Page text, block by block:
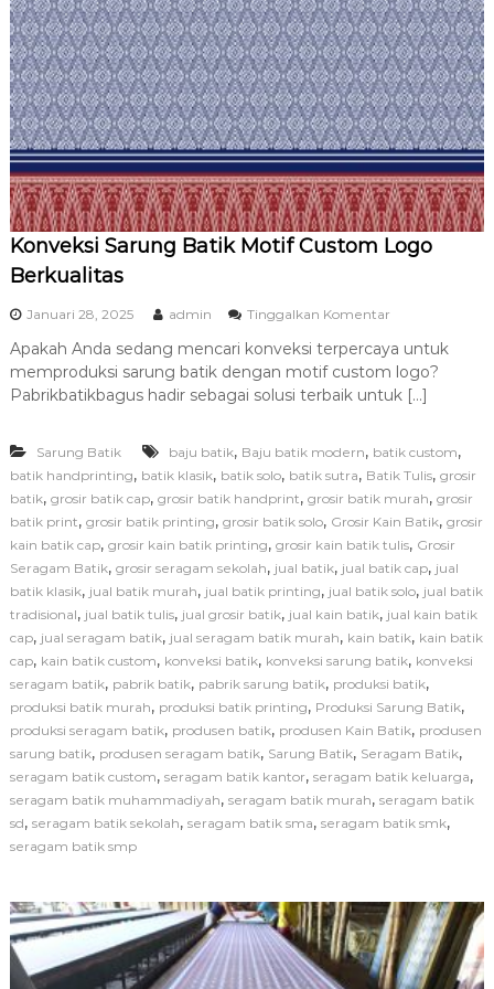
a
l
i
t
a
s
d
a
n
T
e
r
p
y
Konveksi Sarung Batik Motif Custom Logo
Berkualitas
Januari 28, 2025 admin Tinggalkan Komentarp
d
a
K
v
e
i
S
a
r
u
n
B
a
t
i
k
M
t
i
s
t
o
m
Apakah Anda sedang mencari konveksi terpercaya untuk
memproduksi sarung batik dengan motif custom logo?
Pabrikbatikbagus hadir sebagai solusi terbaik untuk […]
Sarung Batik baju batik, Baju batik modern, batik custom,
batik handprinting, batik klasik, batik solo, batik sutra, Batik Tulis, grosir
batik, grosir batik cap, grosir batik handprint, grosir batik murah, grosir
batik print, grosir batik printing, grosir batik solo, Grosir Kain Batik, grosir
kain batik cap, grosir kain batik printing, grosir kain batik tulis, Grosir
Seragam Batik, grosir seragam sekolah, jual batik, jual batik cap, jual
batik klasik, jual batik murah, jual batik printing, jual batik solo, jual batik
tradisional, jual batik tulis, jual grosir batik, jual kain batik, jual kain batik
cap, jual seragam batik, jual seragam batik murah, kain batik, kain batik
cap, kain batik custom, konveksi batik, konveksi sarung batik, konveksi
seragam batik, pabrik batik, pabrik sarung batik, produksi batik,
produksi batik murah, produksi batik printing, Produksi Sarung Batik,
produksi seragam batik, produsen batik, produsen Kain Batik, produsen
sarung batik, produsen seragam batik, Sarung Batik, Seragam Batik,
seragam batik custom, seragam batik kantor, seragam batik keluarga,
seragam batik muhammadiyah, seragam batik murah, seragam batik
sd, seragam batik sekolah, seragam batik sma, seragam batik smk,
seragam batik smp